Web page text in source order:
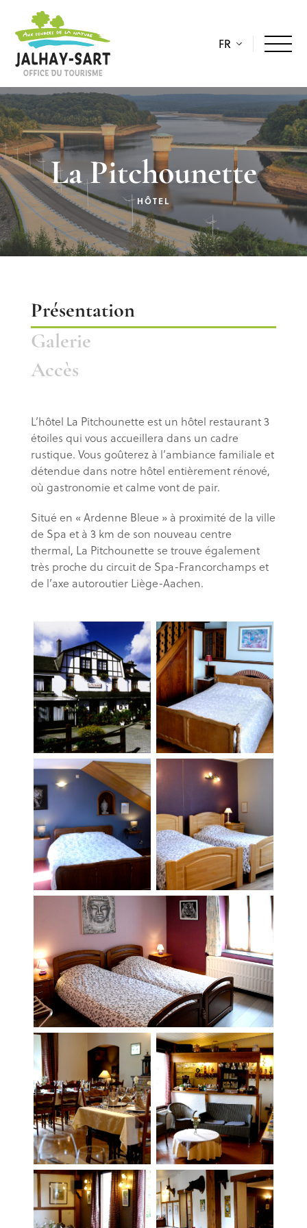
FR
La Pitchounette
HÔTEL
Présentation
Galerie
Accès
L’hôtel La Pitchounette est un hôtel restaurant 3
étoiles qui vous accueillera dans un cadre
rustique. Vous goûterez à l’ambiance familiale et
détendue dans notre hôtel entièrement rénové,
où gastronomie et calme vont de pair.
Situé en « Ardenne Bleue » à proximité de la ville
de Spa et à 3 km de son nouveau centre
thermal, La Pitchounette se trouve également
très proche du circuit de Spa-Francorchamps et
de l’axe autoroutier Liège-Aachen.